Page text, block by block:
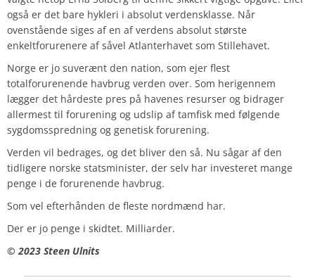
også er det bare hykleri i absolut verdensklasse. Når
ovenstående siges af en af verdens absolut største
enkeltforurenere af såvel Atlanterhavet som Stillehavet.
Norge er jo suverænt den nation, som ejer flest
totalforurenende havbrug verden over. Som herigennem
lægger det hårdeste pres på havenes resurser og bidrager
allermest til forurening og udslip af tamfisk med følgende
sygdomsspredning og genetisk forurening.
Verden vil bedrages, og det bliver den så. Nu sågar af den
tidligere norske statsminister, der selv har investeret mange
penge i de forurenende havbrug.
Som vel efterhånden de fleste nordmænd har.
Der er jo penge i skidtet. Milliarder.
© 2023 Steen Ulnits